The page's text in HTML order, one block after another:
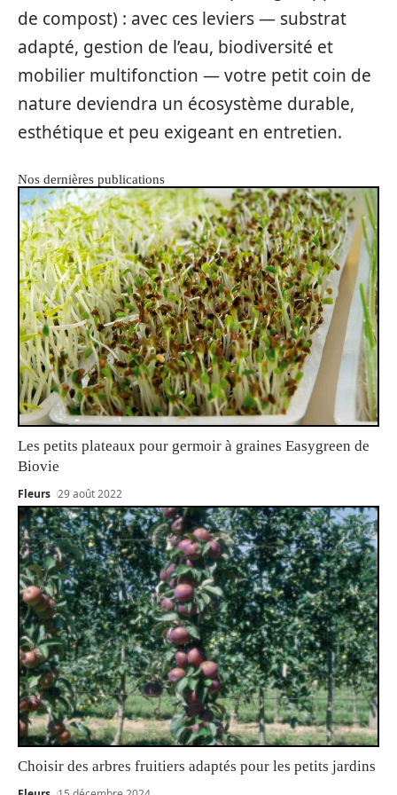
de compost) : avec ces leviers — substrat
adapté, gestion de l’eau, biodiversité et
mobilier multifonction — votre petit coin de
nature deviendra un écosystème durable,
esthétique et peu exigeant en entretien.
Nos dernières publications
Les petits plateaux pour germoir à graines Easygreen de
Biovie
Fleurs 29 août 2022
Choisir des arbres fruitiers adaptés pour les petits jardins